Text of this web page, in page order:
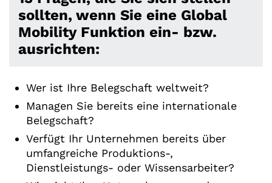
sollten, wenn Sie eine Global
Mobility Funktion ein- bzw.
ausrichten:
Wer ist Ihre Belegschaft weltweit?
Managen Sie bereits eine internationale
Belegschaft?
Verfügt Ihr Unternehmen bereits über
umfangreiche Produktions-,
Dienstleistungs- oder Wissensarbeiter?